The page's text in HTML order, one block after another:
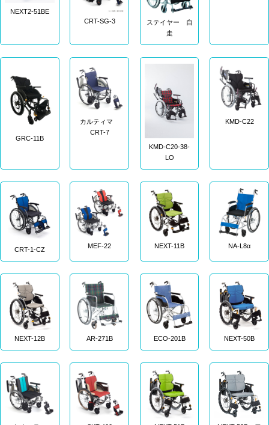
NEXT2-51BE
CRT-SG-3
ステイヤー 自
走
GRC-11B
カルティマ
CRT-7
KMD-C20-38-
LO
KMD-C22
CRT-1-CZ
MEF-22 NEXT-11B NA-L8α
NEXT-12B AR-271B ECO-201B NEXT-50B